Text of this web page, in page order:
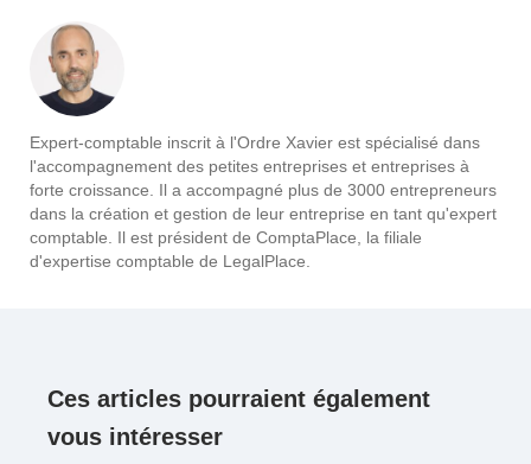
Expert-comptable inscrit à l'Ordre Xavier est spécialisé dans
l'accompagnement des petites entreprises et entreprises à
forte croissance. Il a accompagné plus de 3000 entrepreneurs
dans la création et gestion de leur entreprise en tant qu'expert
comptable. Il est président de ComptaPlace, la filiale
d'expertise comptable de LegalPlace.
Ces articles pourraient également
vous intéresser